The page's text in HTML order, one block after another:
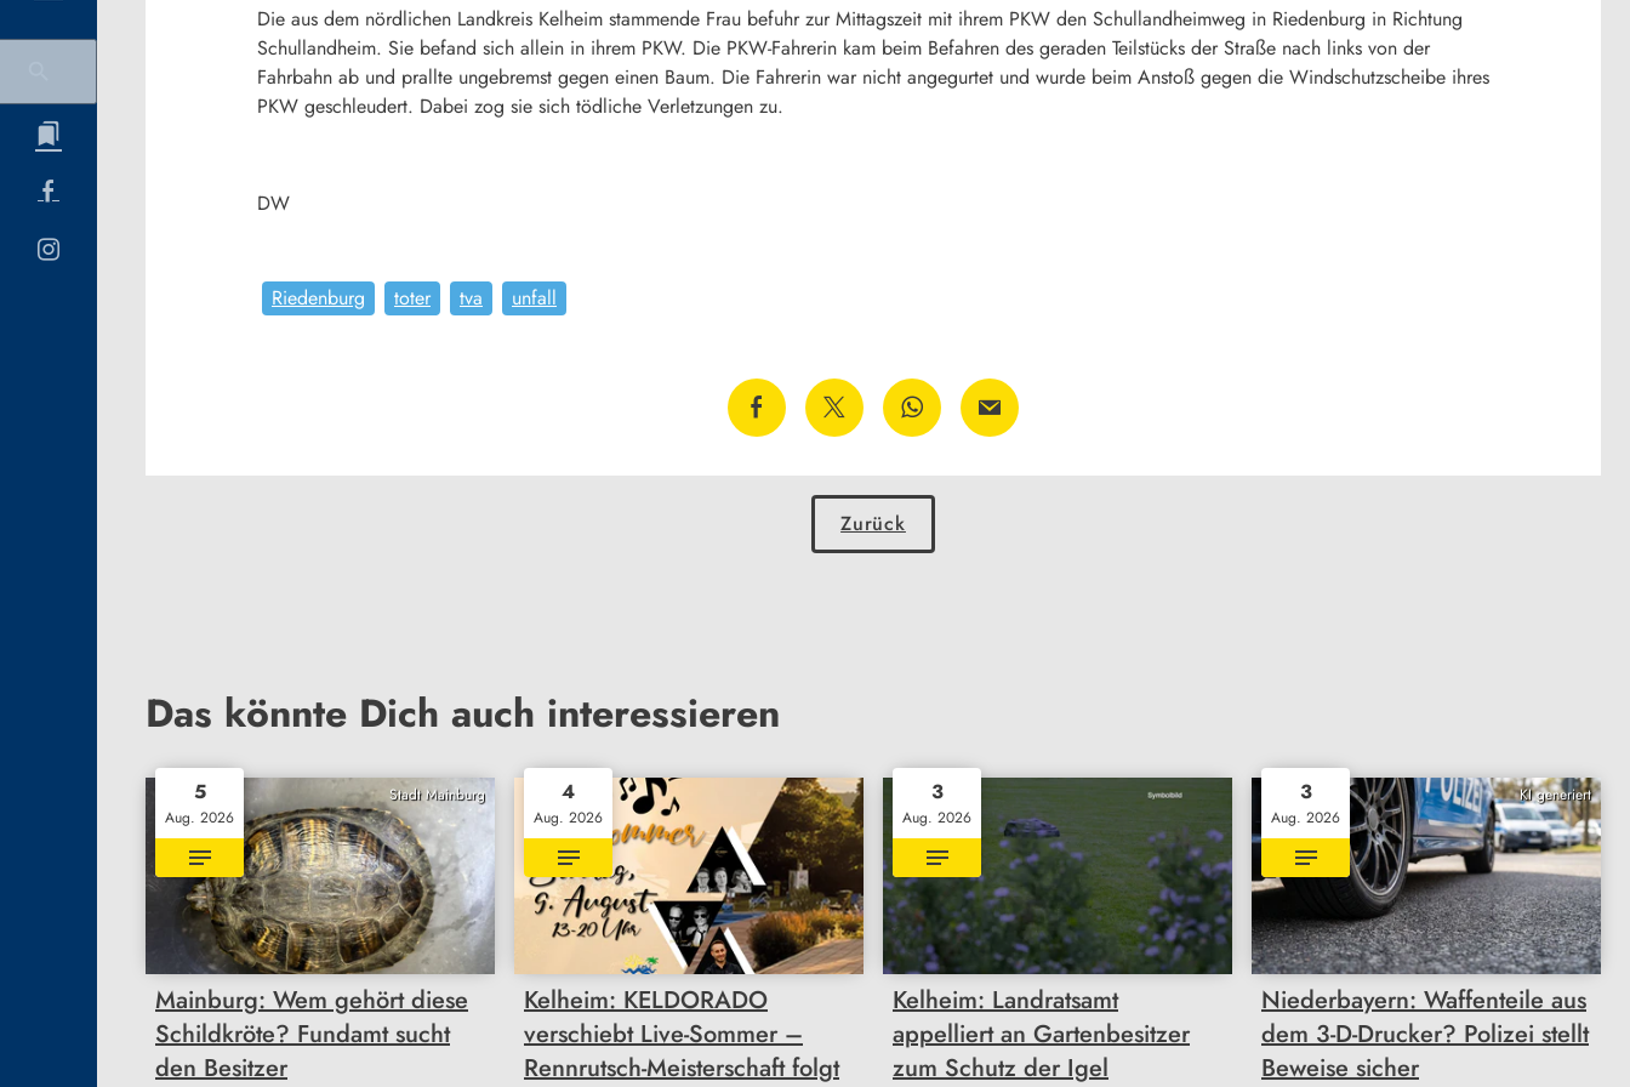
Die aus dem nördlichen Landkreis Kelheim stammende Frau befuhr zur Mittagszeit mit ihrem PKW den Schullandheimweg in Riedenburg in Richtung
Schullandheim. Sie befand sich allein in ihrem PKW. Die PKW-Fahrerin kam beim Befahren des geraden Teilstücks der Straße nach links von der
Fahrbahn ab und prallte ungebremst gegen einen Baum. Die Fahrerin war nicht angegurtet und wurde beim Anstoß gegen die Windschutzscheibe ihres
PKW geschleudert. Dabei zog sie sich tödliche Verletzungen zu.
DW
Riedenburg toter tva unfall
Zurück
Das könnte Dich auch interessieren
Stadt Mainburg
5
Aug. 2026
Mainburg: Wem gehört diese
Schildkröte? Fundamt sucht
den Besitzer
4
Aug. 2026
Kelheim: KELDORADO
verschiebt Live-Sommer –
Rennrutsch-Meisterschaft folgt
3
Aug. 2026
Kelheim: Landratsamt
appelliert an Gartenbesitzer
zum Schutz der Igel
KI generiert
3
Aug. 2026
Niederbayern: Waffenteile aus
dem 3-D-Drucker? Polizei stellt
Beweise sicher